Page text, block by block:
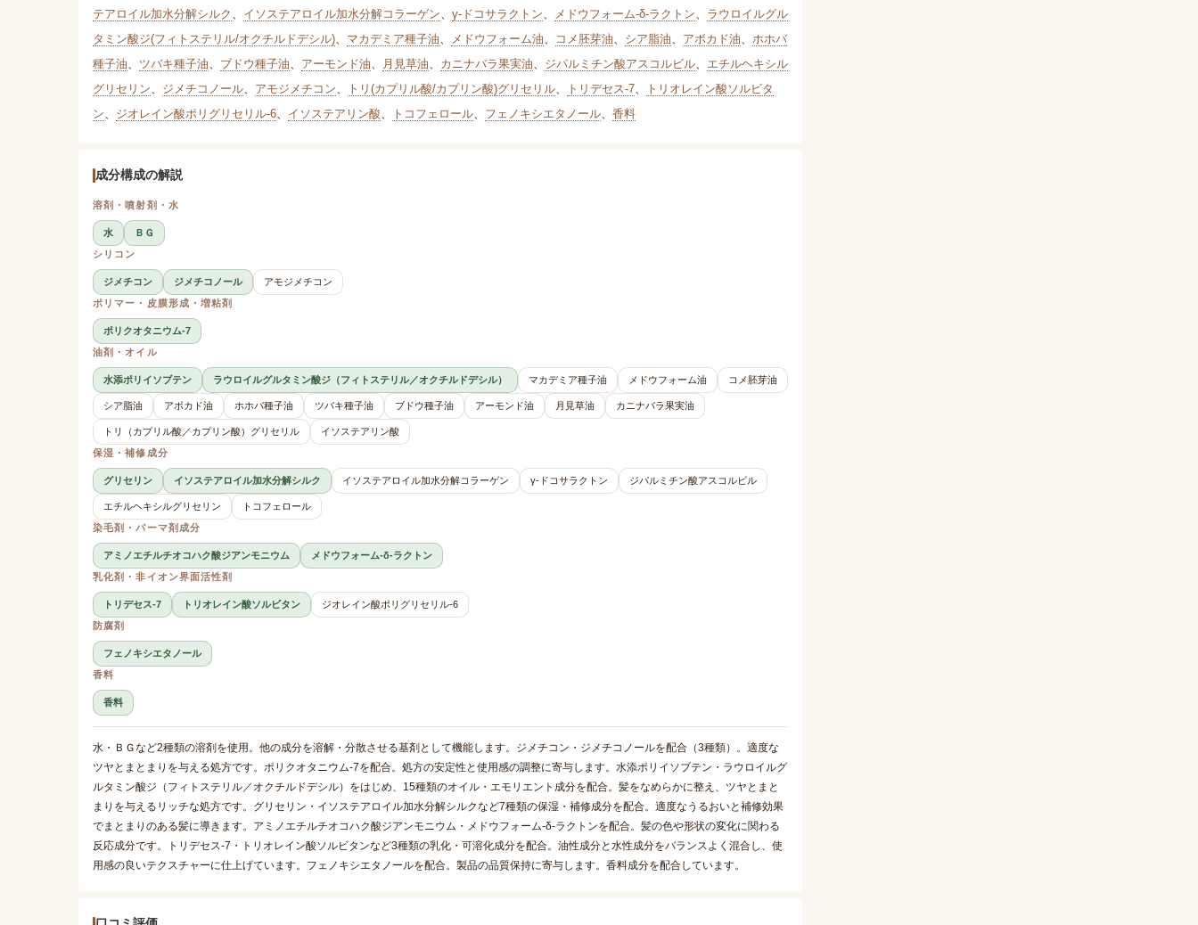
テアロイル加水分解シルク 、 イソステアロイル加水分解コラーゲン、 γ-ドコサラクトン、 メドウフォーム-δ-ラクトン、 ラウロイルグル
タミン酸ジ(フィトステリル/オクチルドデシル)、 マカデミア種子油、 メドウフォーム油、 コメ胚芽油、 シア脂油、 アボカド油、 ホホバ
種子油、 ツバキ種子油、 ブドウ種子油、 アーモンド油、 月見草油、 カニナバラ果実油、 ジパルミチン酸アスコルビル、 エチルヘキシル
グリセリン、 ジメチコノール、 アモジメチコン、 トリ(カプリル酸/カプリン酸)グリセリル、 トリデセス-7、
トリオレイン酸ソルビタ
ン、 ジオレイン酸ポリグリセリル-6、 イソステアリン酸、 トコフェロール、 フェノキシエタノール、 香料
成分構成の解説
溶剤・噴射剤・水
水
ＢＧ
シリコン
ジメチコン ジメチコノール
アモジメチコン
ポリマー・皮膜形成・増粘剤
ポリクオタニウム-7
油剤・オイル
水添ポリイソブテン ラウロイルグルタミン酸ジ（フィトステリル／オクチルドデシル） マカデミア種子油 メドウフォーム油 コメ胚芽油
シア脂油 アボカド油 ホホバ種子油 ツバキ種子油 ブドウ種子油 アーモンド油 月見草油 カニナバラ果実油
トリ（カプリル酸／カプリン酸）グリセリル
イソステアリン酸
保湿・補修成分
グリセリン イソステアロイル加水分解シルク イソステアロイル加水分解コラーゲン γ-ドコサラクトン ジパルミチン酸アスコルビル
エチルヘキシルグリセリン
トコフェロール
染毛剤・パーマ剤成分
アミノエチルチオコハク酸ジアンモニウム
メドウフォーム-δ-ラクトン
乳化剤・非イオン界面活性剤
トリデセス-7 トリオレイン酸ソルビタン
ジオレイン酸ポリグリセリル-6
防腐剤
フェノキシエタノール
香料
香料
水・ＢＧなど2種類の溶剤を使用。他の成分を溶解・分散させる基剤として機能します。ジメチコン・ジメチコノールを配合（3種類）。適度な
ツヤとまとまりを与える処方です。ポリクオタニウム-7を配合。処方の安定性と使用感の調整に寄与します。水添ポリイソブテン・ラウロイルグ
ルタミン酸ジ（フィトステリル／オクチルドデシル）をはじめ、15種類のオイル・エモリエント成分を配合。髪をなめらかに整え、ツヤとまと
まりを与えるリッチな処方です。グリセリン・イソステアロイル加水分解シルクなど7種類の保湿・補修成分を配合。適度なうるおいと補修効果
でまとまりのある髪に導きます。アミノエチルチオコハク酸ジアンモニウム・メドウフォーム-δ-ラクトンを配合。髪の色や形状の変化に関わる
反応成分です。トリデセス-7・トリオレイン酸ソルビタンなど3種類の乳化・可溶化成分を配合。油性成分と水性成分をバランスよく混合し、使
用感の良いテクスチャーに仕上げています。フェノキシエタノールを配合。製品の品質保持に寄与します。香料成分を配合しています。